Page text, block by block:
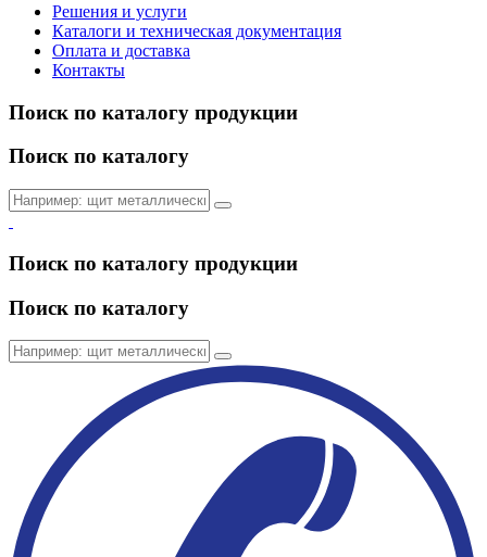
Решения и услуги
Каталоги и техническая документация
Оплата и доставка
Контакты
Поиск по каталогу продукции
Поиск по каталогу
Поиск по каталогу продукции
Поиск по каталогу